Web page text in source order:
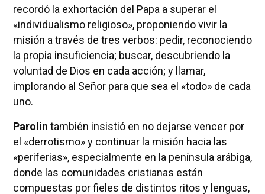
recordó la exhortación del Papa a superar el
«individualismo religioso», proponiendo vivir la
misión a través de tres verbos: pedir, reconociendo
la propia insuficiencia; buscar, descubriendo la
voluntad de Dios en cada acción; y llamar,
implorando al Señor para que sea el «todo» de cada
uno.
Parolin también insistió en no dejarse vencer por
el «derrotismo» y continuar la misión hacia las
«periferias», especialmente en la península arábiga,
donde las comunidades cristianas están
compuestas por fieles de distintos ritos y lenguas,